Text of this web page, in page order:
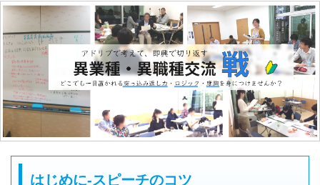
はじめに-スピーチのコツ